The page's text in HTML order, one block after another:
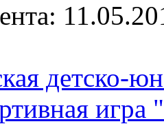
детско-